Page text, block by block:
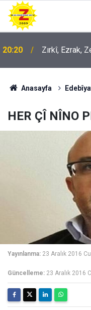
20:20 Zırkî, Ezrak,
Anasayfa
HER ÇÎ NÎNO
Yayınlanma: 23 Aralık 2016
Güncelleme: 23 Aralık 2016